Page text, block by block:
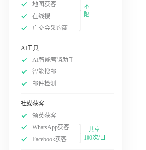
地图获客
在线搜
广交会采购商
不
限
AI工具
AI智能营销助手
智能搜邮
邮件检测
社媒获客
领英获客
WhatsApp获客
Facebook获客
共享
100次/日